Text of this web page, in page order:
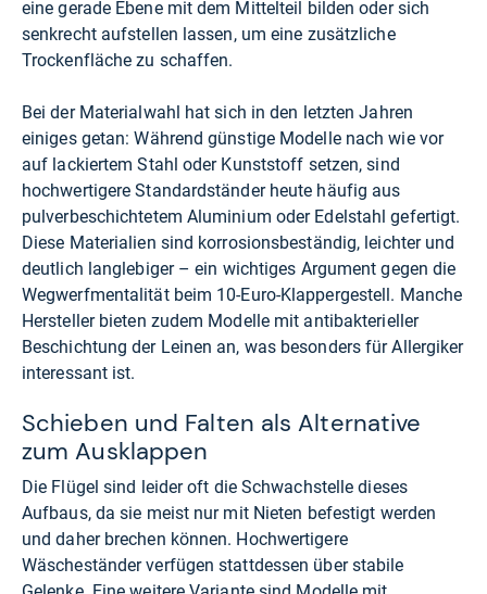
eine gerade Ebene mit dem Mittelteil bilden oder sich
senkrecht aufstellen lassen, um eine zusätzliche
Trockenfläche zu schaffen.
Bei der Materialwahl hat sich in den letzten Jahren
einiges getan: Während günstige Modelle nach wie vor
auf lackiertem Stahl oder Kunststoff setzen, sind
hochwertigere Standardständer heute häufig aus
pulverbeschichtetem Aluminium oder Edelstahl gefertigt.
Diese Materialien sind korrosionsbeständig, leichter und
deutlich langlebiger – ein wichtiges Argument gegen die
Wegwerfmentalität beim 10-Euro-Klappergestell. Manche
Hersteller bieten zudem Modelle mit antibakterieller
Beschichtung der Leinen an, was besonders für Allergiker
interessant ist.
Schieben und Falten als Alternative
zum Ausklappen
Die Flügel sind leider oft die Schwachstelle dieses
Aufbaus, da sie meist nur mit Nieten befestigt werden
und daher brechen können. Hochwertigere
Wäscheständer verfügen stattdessen über stabile